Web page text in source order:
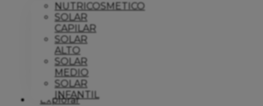
NUTRICOSMETICO
SOLAR
CAPILAR
SOLAR
ALTO
SOLAR
MEDIO
SOLAR
INFANTIL
Explorar